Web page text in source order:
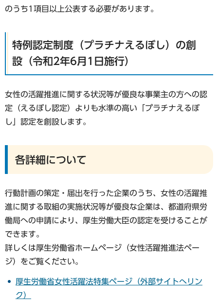
のうち1項目以上公表する必要があります。
特例認定制度（プラチナえるぼし）の創
設（令和2年6月1日施行）
女性の活躍推進に関する状況等が優良な事業主の方への認
定（えるぼし認定）よりも水準の高い「プラチナえるぼ
し」認定を創設します。
各詳細について
行動計画の策定・届出を行った企業のうち、女性の活躍推
進に関する取組の実施状況等が優良な企業は、都道府県労
働局への申請により、厚生労働大臣の認定を受けることが
できます。
詳しくは厚生労働省ホームページ（女性活躍推進法ペー
ジ）をご覧ください。
厚生労働省女性活躍法特集ページ（外部サイトへリン
ク）